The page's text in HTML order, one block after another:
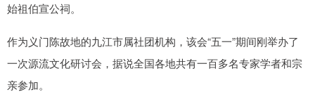
始祖伯宣公祠。
作为义门陈故地的九江市属社团机构，该会“五一”期间刚举办了
一次源流文化研讨会，据说全国各地共有一百多名专家学者和宗
亲参加。